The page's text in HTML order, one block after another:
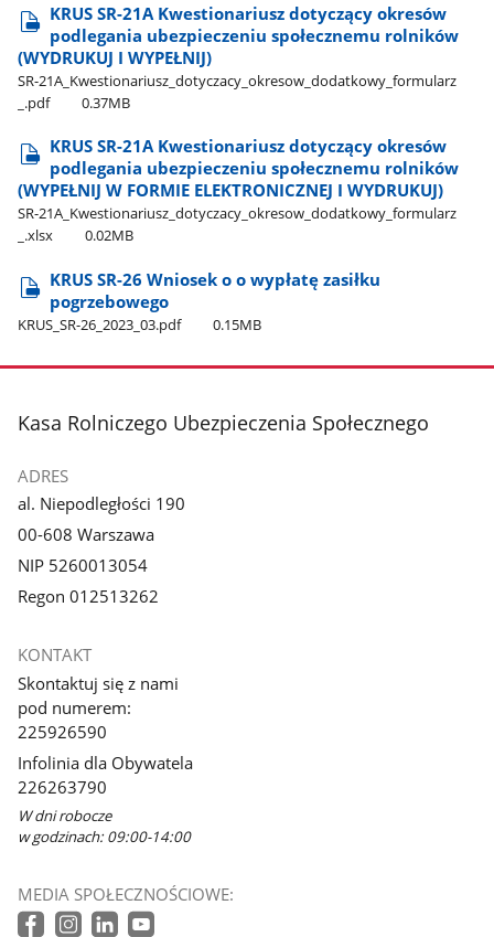
KRUS SR-21A Kwestionariusz dotyczący okresów
podlegania ubezpieczeniu społecznemu rolników
(WYDRUKUJ I WYPEŁNIJ)
SR-21A​_Kwestionariusz​_dotyczacy​_okresow​_dodatkowy​_formularz​
_.pdf
0.37MB
KRUS SR-21A Kwestionariusz dotyczący okresów
podlegania ubezpieczeniu społecznemu rolników
(WYPEŁNIJ W FORMIE ELEKTRONICZNEJ I WYDRUKUJ)
SR-21A​_Kwestionariusz​_dotyczacy​_okresow​_dodatkowy​_formularz​
_.xlsx
0.02MB
KRUS SR-26 Wniosek o o wypłatę zasiłku
pogrzebowego
KRUS​_SR-26​_2023​_03.pdf 0.15MB
stopka
Kasa Rolniczego Ubezpieczenia Społecznego
ADRES
al. Niepodległości 190
00-608 Warszawa
NIP 5260013054
Regon 012513262
KONTAKT
Skontaktuj się z nami
pod numerem:
225926590
Infolinia dla Obywatela
226263790
W dni robocze
w godzinach: 09:00-14:00
MEDIA SPOŁECZNOŚCIOWE: